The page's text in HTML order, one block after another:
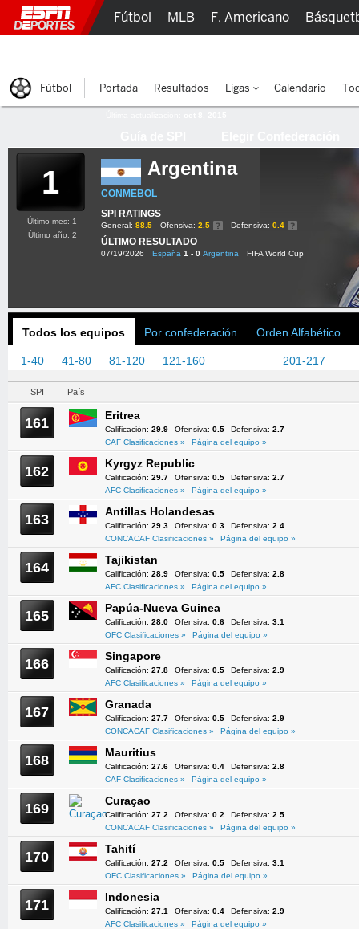
1 Argentina
CONMEBOL
SPI RATINGS
General: 88.5 Ofensiva: 2.5 Defensiva: 0.4
ÚLTIMO RESULTADO
07/19/2026 España 1 - 0 Argentina FIFA World Cup
Último mes: 1
Último año: 2
Todos los equipos Por confederación Orden Alfabético
1-40 41-80 81-120 121-160 201-217
SPI País
161 Eritrea
Calificación: 29.9 Ofensiva: 0.5 Defensiva: 2.7
CAF Clasificaciones »
Página del equipo »
162 Kyrgyz Republic
Calificación: 29.7 Ofensiva: 0.5 Defensiva: 2.7
AFC Clasificaciones »
Página del equipo »
163 Antillas Holandesas
Calificación: 29.3 Ofensiva: 0.3 Defensiva: 2.4
CONCACAF Clasificaciones »
Página del equipo »
164 Tajikistan
Calificación: 28.9 Ofensiva: 0.5 Defensiva: 2.8
AFC Clasificaciones »
Página del equipo »
165 Papúa-Nueva Guinea
Calificación: 28.0 Ofensiva: 0.6 Defensiva: 3.1
OFC Clasificaciones »
Página del equipo »
166 Singapore
Calificación: 27.8 Ofensiva: 0.5 Defensiva: 2.9
AFC Clasificaciones »
Página del equipo »
167 Granada
Calificación: 27.7 Ofensiva: 0.5 Defensiva: 2.9
CONCACAF Clasificaciones »
Página del equipo »
168 Mauritius
Calificación: 27.6 Ofensiva: 0.4 Defensiva: 2.8
CAF Clasificaciones »
Página del equipo »
169 Curaçao
Calificación: 27.2 Ofensiva: 0.2 Defensiva: 2.5
CONCACAF Clasificaciones »
Página del equipo »
170 Tahití
Calificación: 27.2 Ofensiva: 0.5 Defensiva: 3.1
OFC Clasificaciones »
Página del equipo »
171 Indonesia
Calificación: 27.1 Ofensiva: 0.4 Defensiva: 2.9
AFC Clasificaciones »
Página del equipo »
Fútbol MLB F. Americano
Fútbol Portada Resultados Ligas Calendario